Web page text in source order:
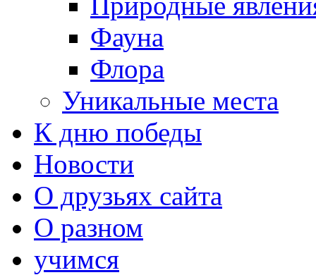
Фауна
Флора
Уникальные места
К дню победы
Новости
О друзьях сайта
О разном
учимся